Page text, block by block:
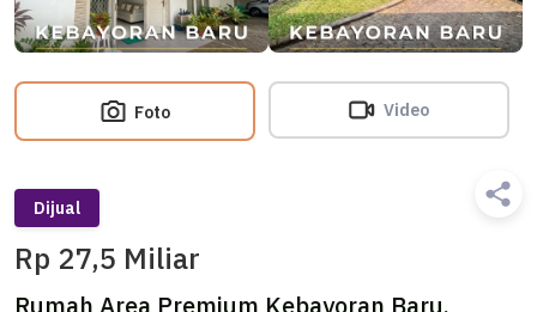
Foto Video
Dijual
Rp 27,5 Miliar
Rumah Area Premium Kebayoran Baru,